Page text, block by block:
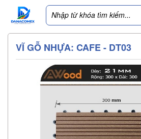
VĨ GỖ NHỰA: CAFE - DT03